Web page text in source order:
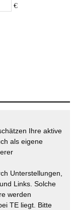
€
Ihre aktive
als eigene
Unterstellungen,
Links. Solche
werden
TE liegt. Bitte